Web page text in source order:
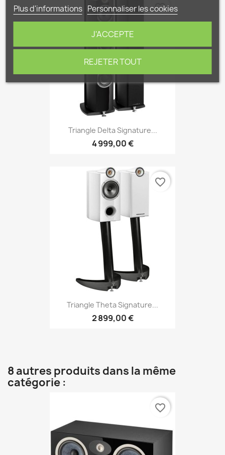
Triangle Delta Signature...
4 999,00 €
favorite_border
Triangle Theta Signature...
2 899,00 €
favorite_border
8 autres produits dans la même
catégorie :
favorite_border
Plus d'informations Personnaliser les cookies
REJETER TOUT
J'ACCEPTE